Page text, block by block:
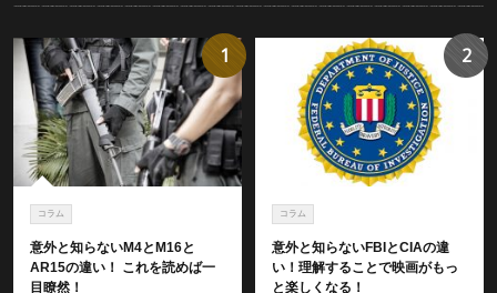
コラム
意外と知らないM4とM16と
AR15の違い！ これを読めば一
目瞭然！
1
コラム
意外と知らないFBIとCIAの違
い！理解することで映画がもっ
と楽しくなる！
2